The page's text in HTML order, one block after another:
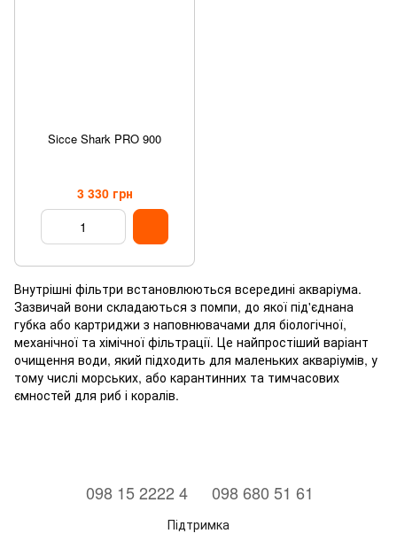
Sicce Shark PRO 900
3 330 грн
Внутрішні фільтри встановлюються всередині акваріума.
Зазвичай вони складаються з помпи, до якої під'єднана
губка або картриджи з наповнювачами для біологічної,
механічної та хімічної фільтрації. Це найпростіший варіант
очищення води, який підходить для маленьких акваріумів, у
тому числі морських, або карантинних та тимчасових
ємностей для риб і коралів.
⠀098 15 2222 4 ⠀098 680 51 61
Підтримка